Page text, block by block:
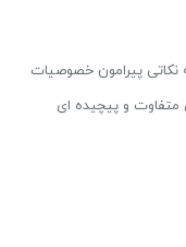
نکاتی پیرامون خصوصیات
متفاوت و پیچیده ای